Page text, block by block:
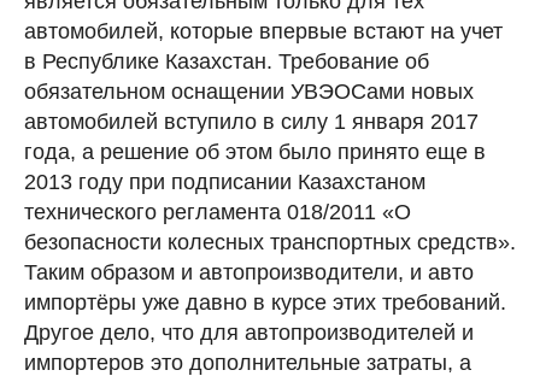
автомобилей, которые впервые встают на учет
в Республике Казахстан. Требование об
обязательном оснащении УВЭОСами новых
автомобилей вступило в силу 1 января 2017
года, а решение об этом было принято еще в
2013 году при подписании Казахстаном
технического регламента 018/2011 «О
безопасности колесных транспортных средств».
Таким образом и автопроизводители, и авто
импортёры уже давно в курсе этих требований.
Другое дело, что для автопроизводителей и
импортеров это дополнительные затраты, а